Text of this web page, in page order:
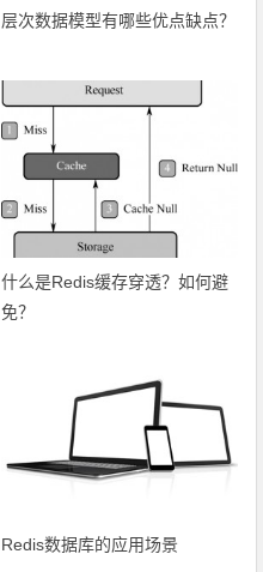
层次数据模型有哪些优点缺点？
什么是Redis缓存穿透？如何避
免？
Redis数据库的应用场景